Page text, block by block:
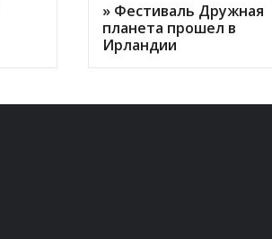
» Фестиваль Дружная
планета прошел в
Ирландии